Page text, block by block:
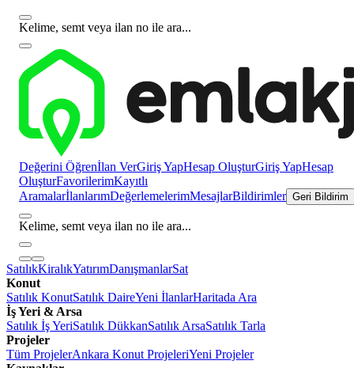
Kelime, semt veya ilan no ile ara...
Değerini Öğrenİlan VerGiriş YapHesap OluşturGiriş YapHesap
OluşturFavorilerimKayıtlı
AramalarİlanlarımDeğerlemelerimMesajlarBildirimler Geri Bildirim
Kelime, semt veya ilan no ile ara...
SatılıkKiralıkYatırımDanışmanlarSat
Konut
Satılık KonutSatılık DaireYeni İlanlarHaritada Ara
İş Yeri & Arsa
Satılık İş YeriSatılık DükkanSatılık ArsaSatılık Tarla
Projeler
Tüm ProjelerAnkara Konut ProjeleriYeni Projeler